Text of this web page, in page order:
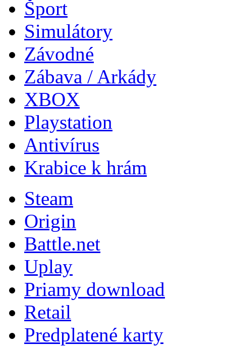
Šport
Simulátory
Závodné
Zábava / Arkády
XBOX
Playstation
Antivírus
Krabice k hrám
Steam
Origin
Battle.net
Uplay
Priamy download
Retail
Predplatené karty